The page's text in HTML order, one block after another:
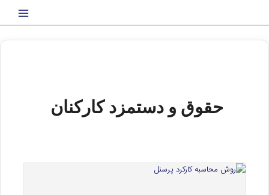
حقوق و دستمزد کارکنان